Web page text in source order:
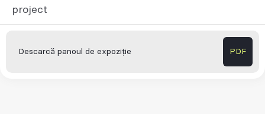
project
Descarcă panoul de expoziție PDF